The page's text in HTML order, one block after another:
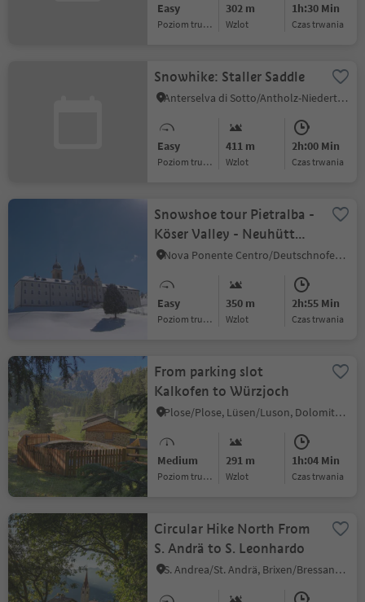
Easy
Poziom trudności
302 m
Wzlot
1h:30 Min
czas trwania
Snowhike: Staller Saddle
Anterselva di Sotto/Antholz-Niedertal, Rasen-Antholz/Rasun Anterselva, Dolomites Region Kronplatz/Plan de Corones
Easy
Poziom trudności
411 m
Wzlot
2h:00 Min
czas trwania
Snowshoe tour Pietralba -
Köser Valley - Neuhütt
hut
Nova Ponente Centro/Deutschnofen Dorf, Deutschnofen/Nova Ponente, Dolomites Region Eggental
Easy
Poziom trudności
350 m
Wzlot
2h:55 Min
czas trwania
From parking slot
Kalkofen to Würzjoch
Plose/Plose, Lüsen/Luson, Dolomites Region Lüsen Villnöss
Medium
Poziom trudności
291 m
Wzlot
1h:04 Min
czas trwania
Circular Hike North From
S. Andrä to S. Leonhardo
S. Andrea/St. Andrä, Brixen/Bressanone, Brixen/Bressanone and environs